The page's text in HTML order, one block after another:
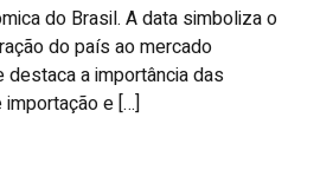
do Brasil. A data simboliza o
do país ao mercado
destaca a importância das
e […]